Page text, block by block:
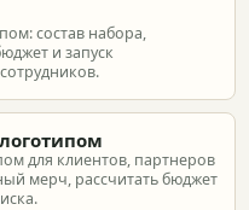
состав набора,
и запуск
для клиентов, партнеров
мерч, рассчитать бюджет